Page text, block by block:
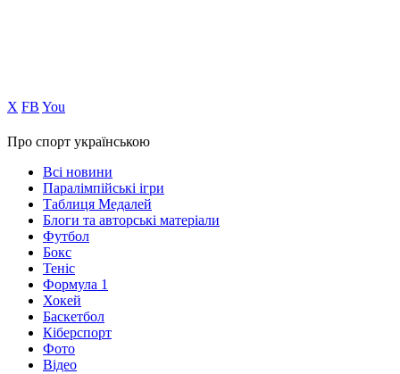
Х FB You
Про спорт українською
Всі новини
Паралімпійські ігри
Таблиця Медалей
Блоги та авторські матеріали
Футбол
Бокс
Теніс
Формула 1
Хокей
Баскетбол
Кіберспорт
Фото
Відео